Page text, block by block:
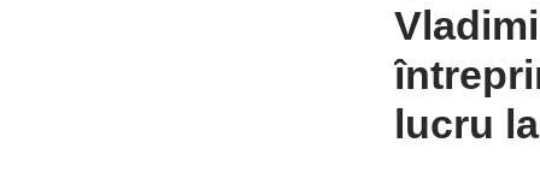
lucru